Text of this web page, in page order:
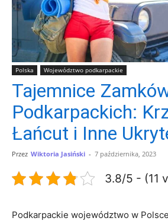
Polska Województwo podkarpackie
Tajemnice
Podkarpackich:
Łańcut i Inne
Przez Wiktoria Jasiński - 7 października, 2023
3.8/5 - (11
Podkarpackie województwo w